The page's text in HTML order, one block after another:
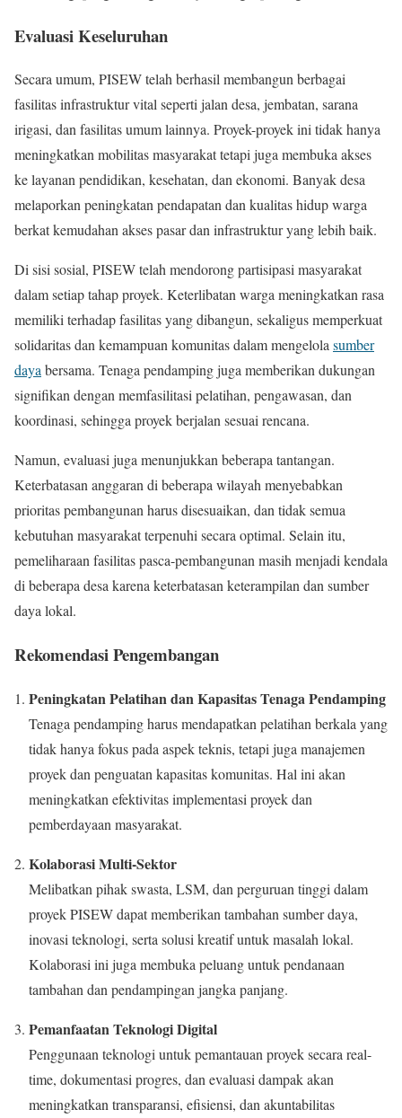
Evaluasi Keseluruhan
Secara umum, PISEW telah berhasil membangun berbagai
fasilitas infrastruktur vital seperti jalan desa, jembatan, sarana
irigasi, dan fasilitas umum lainnya. Proyek-proyek ini tidak hanya
meningkatkan mobilitas masyarakat tetapi juga membuka akses
ke layanan pendidikan, kesehatan, dan ekonomi. Banyak desa
melaporkan peningkatan pendapatan dan kualitas hidup warga
berkat kemudahan akses pasar dan infrastruktur yang lebih baik.
Di sisi sosial, PISEW telah mendorong partisipasi masyarakat
dalam setiap tahap proyek. Keterlibatan warga meningkatkan rasa
memiliki terhadap fasilitas yang dibangun, sekaligus memperkuat
solidaritas dan kemampuan komunitas dalam mengelolasumber
dayabersama. Tenaga pendamping juga memberikan dukungan
signifikan dengan memfasilitasi pelatihan, pengawasan, dan
koordinasi, sehingga proyek berjalan sesuai rencana.
Namun, evaluasi juga menunjukkan beberapa tantangan.
Keterbatasan anggaran di beberapa wilayah menyebabkan
prioritas pembangunan harus disesuaikan, dan tidak semua
kebutuhan masyarakat terpenuhi secara optimal. Selain itu,
pemeliharaan fasilitas pasca-pembangunan masih menjadi kendala
di beberapa desa karena keterbatasan keterampilan dan sumber
daya lokal.
Rekomendasi Pengembangan
Peningkatan Pelatihan dan Kapasitas Tenaga Pendamping
Tenaga pendamping harus mendapatkan pelatihan berkala yang
tidak hanya fokus pada aspek teknis, tetapi juga manajemen
proyek dan penguatan kapasitas komunitas. Hal ini akan
meningkatkan efektivitas implementasi proyek dan
pemberdayaan masyarakat.
Kolaborasi Multi-Sektor
Melibatkan pihak swasta, LSM, dan perguruan tinggi dalam
proyek PISEW dapat memberikan tambahan sumber daya,
inovasi teknologi, serta solusi kreatif untuk masalah lokal.
Kolaborasi ini juga membuka peluang untuk pendanaan
tambahan dan pendampingan jangka panjang.
Pemanfaatan Teknologi Digital
Penggunaan teknologi untuk pemantauan proyek secara real-
time, dokumentasi progres, dan evaluasi dampak akan
meningkatkan transparansi, efisiensi, dan akuntabilitas